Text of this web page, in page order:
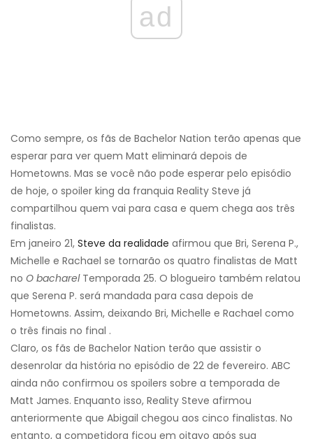
ad
Como sempre, os fãs de Bachelor Nation terão apenas que
esperar para ver quem Matt eliminará depois de
Hometowns. Mas se você não pode esperar pelo episódio
de hoje, o spoiler king da franquia Reality Steve já
compartilhou quem vai para casa e quem chega aos três
finalistas.
Em janeiro 21, Steve da realidade afirmou que Bri, Serena P.,
Michelle e Rachael se tornarão os quatro finalistas de Matt
no O bacharelTemporada 25. O blogueiro também relatou
que Serena P. será mandada para casa depois de
Hometowns. Assim, deixando Bri, Michelle e Rachael como
o três finais no final .
Claro, os fãs de Bachelor Nation terão que assistir o
desenrolar da história no episódio de 22 de fevereiro. ABC
ainda não confirmou os spoilers sobre a temporada de
Matt James. Enquanto isso, Reality Steve afirmou
anteriormente que Abigail chegou aos cinco finalistas. No
entanto, a competidora ficou em oitavo após sua